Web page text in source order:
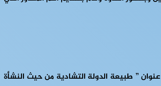
” طبيعة الدولة التشادية من حيث النشأة